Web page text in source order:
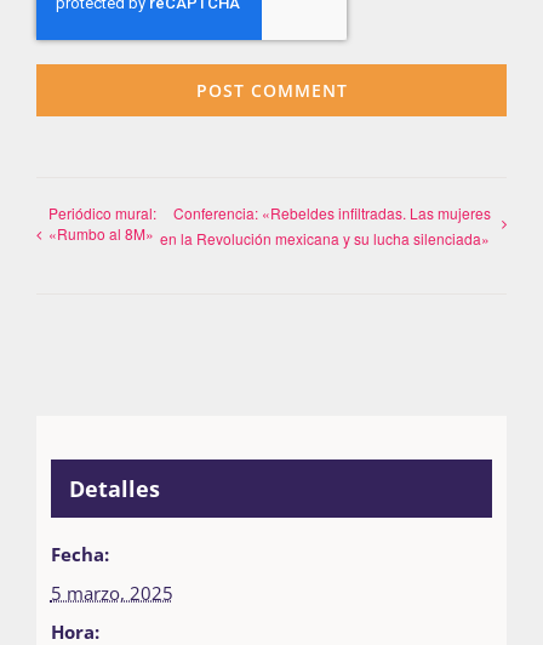
Periódico mural:
«Rumbo al 8M»
Conferencia: «Rebeldes infiltradas. Las mujeres
en la Revolución mexicana y su lucha silenciada»
Detalles
Fecha:
5 marzo, 2025
Hora: